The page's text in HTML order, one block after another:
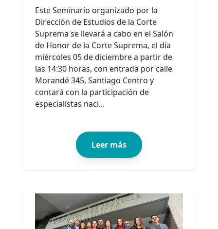
Este Seminario organizado por la
Dirección de Estudios de la Corte
Suprema se llevará a cabo en el Salón
de Honor de la Corte Suprema, el día
miércoles 05 de diciembre a partir de
las 14:30 horas, con entrada por calle
Morandé 345, Santiago Centro y
contará con la participación de
especialistas naci...
Leer más